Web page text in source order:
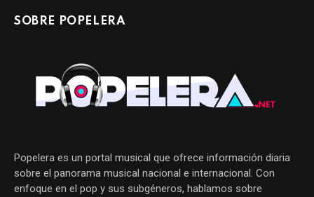
SOBRE POPELERA
Popelera es un portal musical que ofrece información diaria
sobre el panorama musical nacional e internacional. Con
enfoque en el pop y sus subgéneros, hablamos sobre